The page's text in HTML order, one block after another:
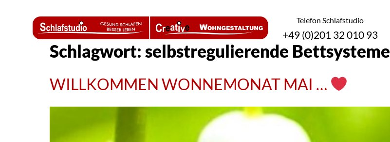
Telefon Schlafstudio
+49 (0)201 32 010 93
Schlagwort: selbstregulierende Bettsysteme
WILLKOMMEN WONNEMONAT MAI …